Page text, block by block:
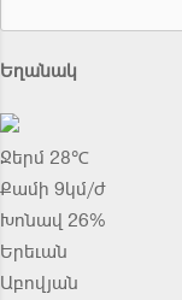
Եղանակ
Ջերմ 28℃
Քամի 9կմ/ժ
Խոնավ 26%
Երեւան
Աբովյան